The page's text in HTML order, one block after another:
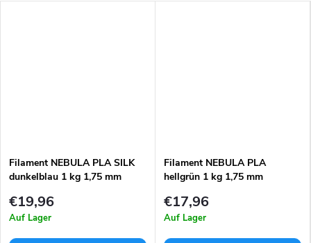
Filament NEBULA PLA SILK
dunkelblau 1 kg 1,75 mm
€19,96
Auf Lager
Filament NEBULA PLA
hellgrün 1 kg 1,75 mm
€17,96
Auf Lager